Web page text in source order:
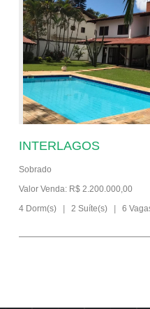
INTERLAGOS
Sobrado
Valor Venda: R$ 2.200.000,00
4 Dorm(s)
2 Suíte(s) 6